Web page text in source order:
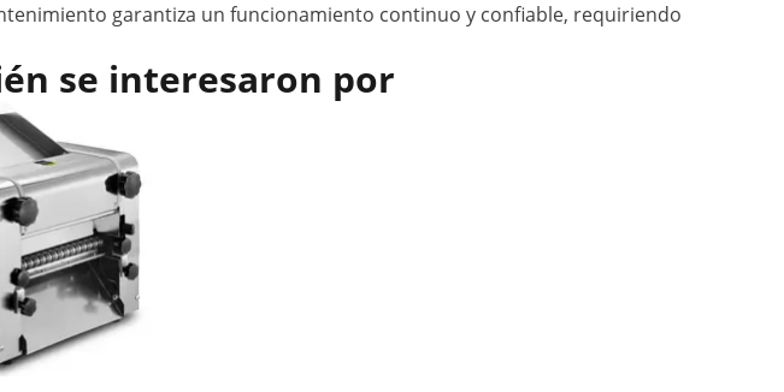
garantiza un funcionamiento continuo y confiable, requiriendo
se interesaron por